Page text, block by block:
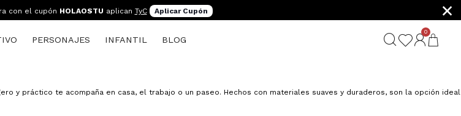
con el cupón HOLAOSTU aplican TyC Aplicar Cupón ×
PERSONAJES INFANTIL BLOG
0
y práctico te acompaña en casa, el trabajo o un paseo. Hechos con materiales suaves y duraderos, son la opción ideal